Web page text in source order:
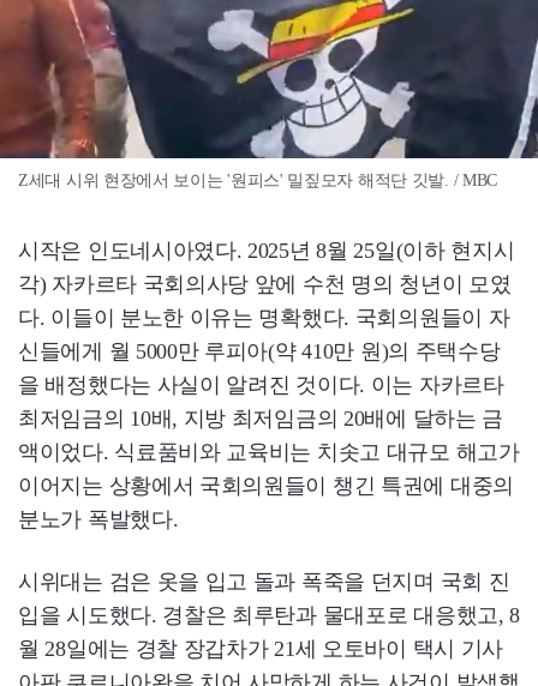
Z세대 시위 현장에서 보이는 '원피스' 밀짚모자 해적단 깃발. / MBC
시작은 인도네시아였다. 2025년 8월 25일(이하 현지시
각) 자카르타 국회의사당 앞에 수천 명의 청년이 모였
다. 이들이 분노한 이유는 명확했다. 국회의원들이 자
신들에게 월 5000만 루피아(약 410만 원)의 주택수당
을 배정했다는 사실이 알려진 것이다. 이는 자카르타
최저임금의 10배, 지방 최저임금의 20배에 달하는 금
액이었다. 식료품비와 교육비는 치솟고 대규모 해고가
이어지는 상황에서 국회의원들이 챙긴 특권에 대중의
분노가 폭발했다.
시위대는 검은 옷을 입고 돌과 폭죽을 던지며 국회 진
입을 시도했다. 경찰은 최루탄과 물대포로 대응했고, 8
월 28일에는 경찰 장갑차가 21세 오토바이 택시 기사